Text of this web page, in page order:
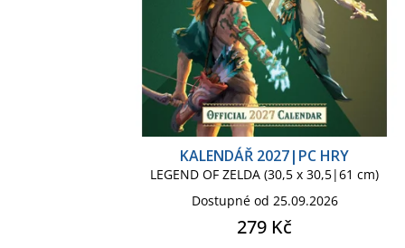
KALENDÁŘ 2027|PC HRY
LEGEND OF ZELDA (30,5 x 30,5|61 cm)
Dostupné od 25.09.2026
279 Kč